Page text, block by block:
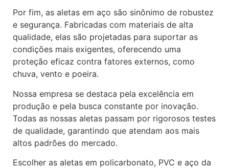
Por fim, as aletas em aço são sinônimo de robustez
e segurança. Fabricadas com materiais de alta
qualidade, elas são projetadas para suportar as
condições mais exigentes, oferecendo uma
proteção eficaz contra fatores externos, como
chuva, vento e poeira.
Nossa empresa se destaca pela excelência em
produção e pela busca constante por inovação.
Todas as nossas aletas passam por rigorosos testes
de qualidade, garantindo que atendam aos mais
altos padrões do mercado.
Escolher as aletas em policarbonato, PVC e aço da